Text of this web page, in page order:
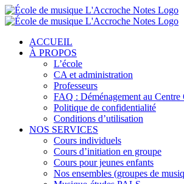
ACCUEIL
À PROPOS
L’école
CA et administration
Professeurs
FAQ : Déménagement au
Politique de confidentialité
Conditions d’utilisation
NOS SERVICES
Cours individuels
Cours d’initiation en groupe
Cours pour jeunes enfants
Nos ensembles (groupes de